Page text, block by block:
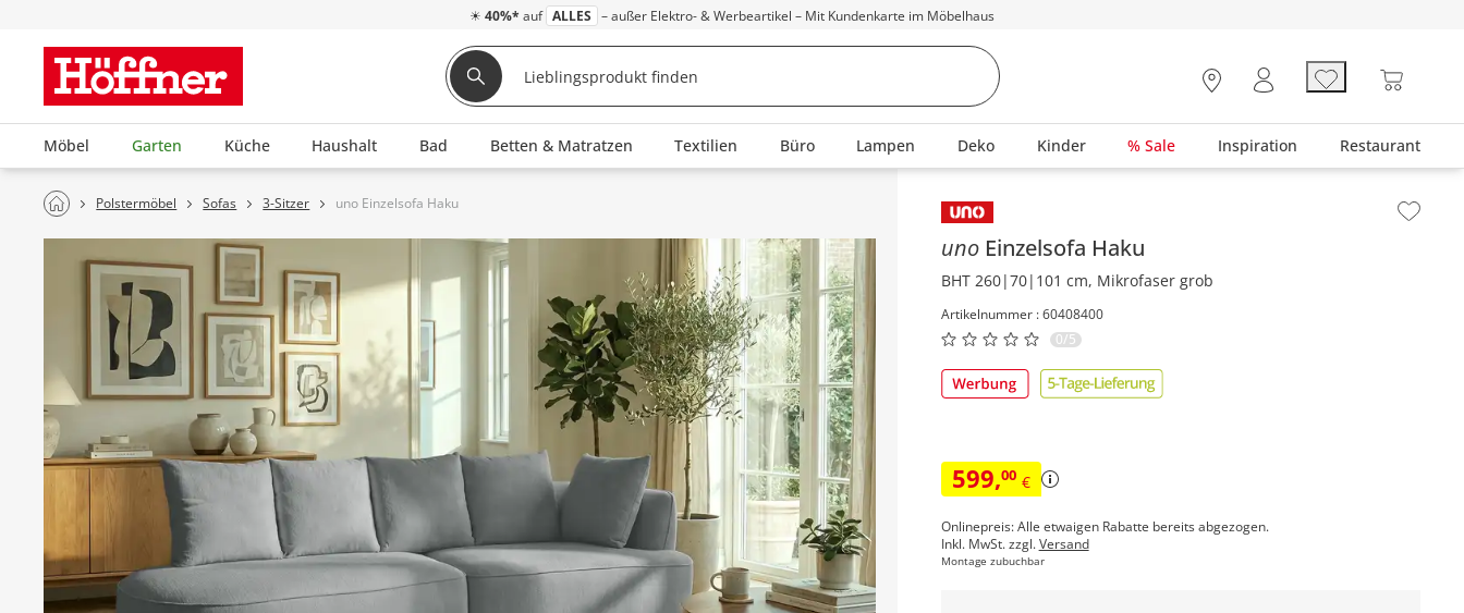
☀ 40%* auf ALLES – außer Elektro- & Werbeartikel – Mit Kundenkarte im Möbelhaus
Möbel Garten Küche Haushalt Bad Betten & Matratzen Textilien Büro Lampen Deko Kinder % Sale Inspiration Restaurant
Polstermöbel Sofas 3-Sitzer uno Einzelsofa Haku Inhalt der Seitenleiste überspringen - Zum Seitenende
uno Einzelsofa Haku
BHT 260|70|101 cm, Mikrofaser grob
Artikelnummer : 60408400
0/5
599,00 €
Onlinepreis: Alle etwaigen Rabatte bereits abgezogen.
Inkl. MwSt. zzgl.Versand
Montage zubuchbar